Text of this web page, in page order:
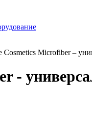
Cosmetics Microfiber –
-